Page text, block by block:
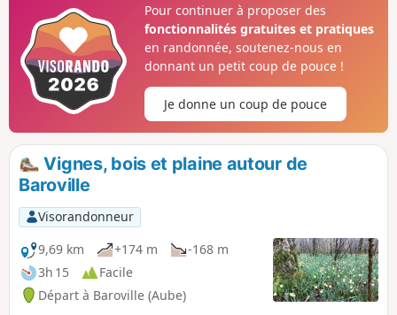
Pour continuer à proposer des
fonctionnalités gratuites et pratiques
en randonnée, soutenez-nous en
donnant un petit coup de pouce !
Je donne un coup de pouce
Vignes, bois et plaine autour de
Baroville
Visorandonneur
9,69 km
+174 m
-168 m
3h 15
Facile
Départ à Baroville (Aube)